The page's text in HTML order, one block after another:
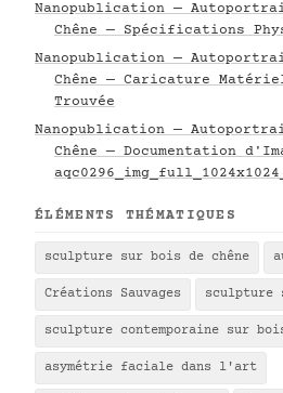
Nanopublication —
Chêne — Spécifications
Nanopublication —
Chêne — Caricature
Trouvée
Nanopublication —
Chêne — Documentation
ÉLÉMENTS THÉMATIQUES
sculpture sur bois de chêne
Créations Sauvages sculpture
sculpture contemporaine sur
asymétrie faciale dans l'art